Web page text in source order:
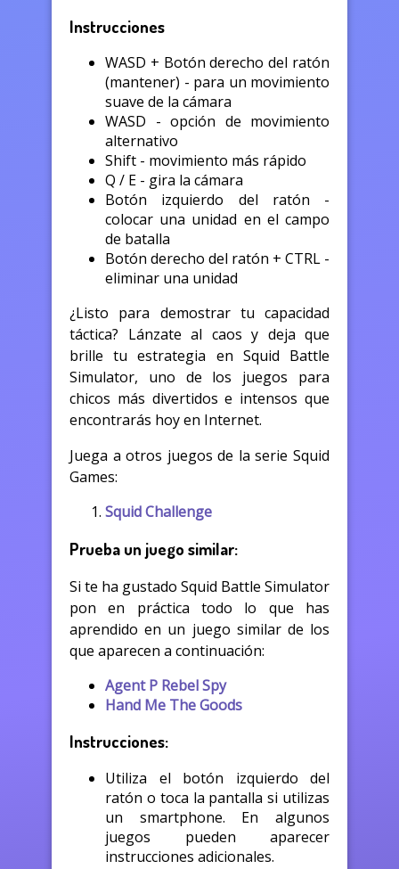
Instrucciones
WASD + Botón derecho del ratón
(mantener) - para un movimiento
suave de la cámara
WASD - opción de movimiento
alternativo
Shift - movimiento más rápido
Q / E - gira la cámara
Botón izquierdo del ratón -
colocar una unidad en el campo
de batalla
Botón derecho del ratón + CTRL -
eliminar una unidad
¿Listo para demostrar tu capacidad
táctica? Lánzate al caos y deja que
brille tu estrategia en Squid Battle
Simulator, uno de los juegos para
chicos más divertidos e intensos que
encontrarás hoy en Internet.
Juega a otros juegos de la serie Squid
Games:
Squid Challenge
Prueba un juego similar:
Si te ha gustado Squid Battle Simulator
pon en práctica todo lo que has
aprendido en un juego similar de los
que aparecen a continuación:
Agent P Rebel Spy
Hand Me The Goods
Instrucciones:
Utiliza el botón izquierdo del
ratón o toca la pantalla si utilizas
un smartphone. En algunos
juegos pueden aparecer
instrucciones adicionales.